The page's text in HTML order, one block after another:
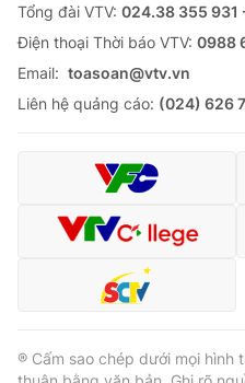
Tổng đài VTV: 024.38 355 931
Ðiện thoại Thời báo VTV: 0988
Email: toasoan@vtv.vn
Liên hệ quảng cáo: (024) 626
® Cấm sao chép dưới mọi hình